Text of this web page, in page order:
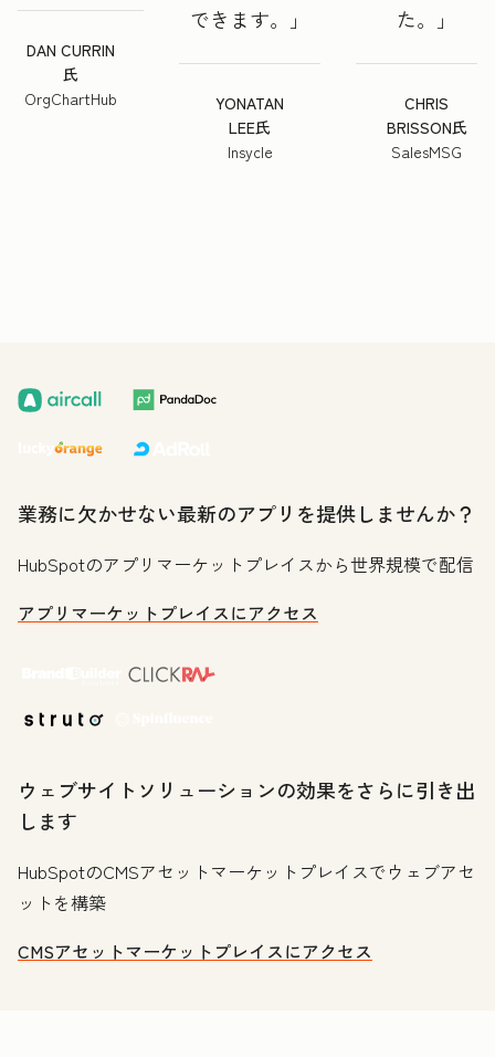
DAN CURRIN
氏
OrgChartHub
できます。
YONATAN
LEE氏
Insycle
た。
CHRIS
BRISSON氏
SalesMSG
業務に欠かせない最新のアプリを提供しませんか？
HubSpotのアプリマーケットプレイスから世界規模で配信
アプリマーケットプレイスにアクセス
ウェブサイトソリューションの効果をさらに引き出
します
HubSpotのCMSアセットマーケットプレイスでウェブアセ
ットを構築
CMSアセットマーケットプレイスにアクセス